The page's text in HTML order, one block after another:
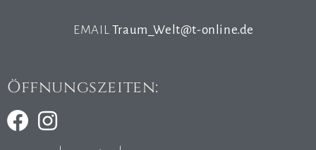
EMAIL Traum_Welt@t-online.de
Öffnungszeiten: